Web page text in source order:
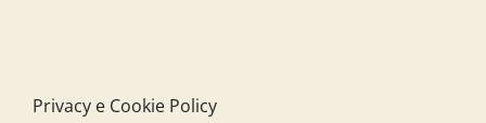
Privacy e Cookie Policy